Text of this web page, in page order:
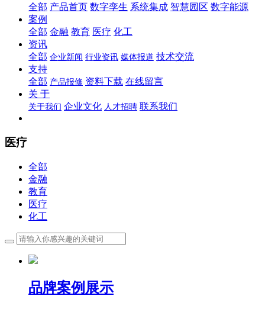
全部 产品首页 数字孪生 系统集成 智慧园区 数字能源
案例
全部 金融 教育 医疗 化工
资讯
全部 企业新闻 行业资讯 媒体报道 技术交流
支持
全部 产品报修 资料下载 在线留言
关 于
关于我们 企业文化 人才招聘 联系我们
医疗
全部
金融
教育
医疗
化工
品牌案例展示